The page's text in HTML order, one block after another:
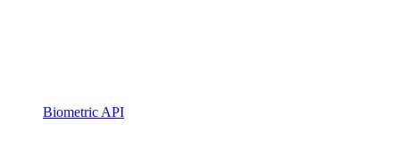
Biometric API